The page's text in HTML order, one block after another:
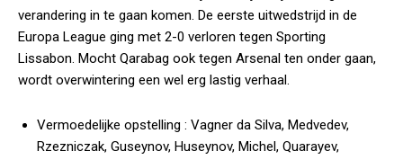
verandering in te gaan komen. De eerste uitwedstrijd in de
Europa League ging met 2-0 verloren tegen Sporting
Lissabon. Mocht Qarabag ook tegen Arsenal ten onder gaan,
wordt overwintering een wel erg lastig verhaal.
Vermoedelijke opstelling : Vagner da Silva, Medvedev,
Rzezniczak, Guseynov, Huseynov, Michel, Quarayev,